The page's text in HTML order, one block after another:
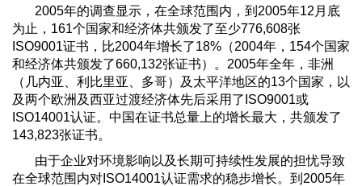
2005年的调查显示，在全球范围内，到2005年12月底
为止，161个国家和经济体共颁发了至少776,608张
ISO9001证书，比2004年增长了18%（2004年，154个国家
和经济体共颁发了660,132张证书）。2005年全年，非洲
（几内亚、利比里亚、多哥）及太平洋地区的13个国家，以
及两个欧洲及西亚过渡经济体先后采用了ISO9001或
ISO14001认证。中国在证书总量上的增长最大，共颁发了
143,823张证书。
由于企业对环境影响以及长期可持续性发展的担忧导致
在全球范围内对ISO14001认证需求的稳步增长。到2005年